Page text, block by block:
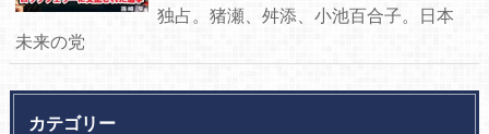
独占。猪瀬、舛添、小池百合子。日本
未来の党
カテゴリー